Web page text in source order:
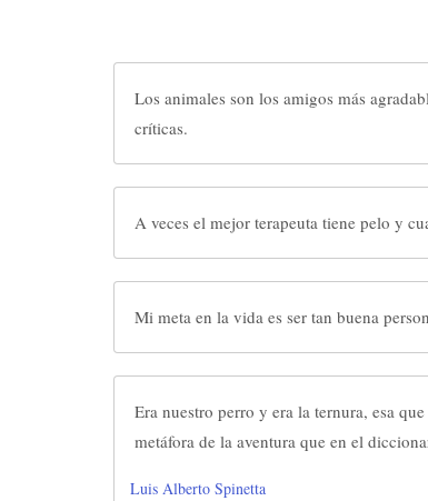
Los animales son los amigos más
críticas.
A veces el mejor terapeuta tiene pelo y
Mi meta en la vida es ser tan buena
Era nuestro perro y era la ternura, esa
metáfora de la aventura que en el
Luis Alberto Spinetta